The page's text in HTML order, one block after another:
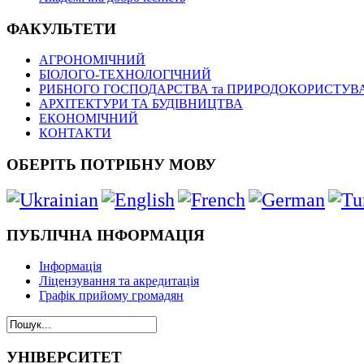
ФАКУЛЬТЕТИ
АГРОНОМІЧНИЙ
БІОЛОГО-ТЕХНОЛОГІЧНИЙ
РИБНОГО ГОСПОДАРСТВА та
АРХІТЕКТУРИ ТА БУДІВНИЦТВА
ЕКОНОМІЧНИЙ
КОНТАКТИ
ОБЕРІТЬ ПОТРІБНУ МОВУ
ПУБЛІЧНА ІНФОРМАЦІЯ
Інформація
Ліцензування та акредитація
Графік прийому громадян
УНІВЕРСИТЕТ